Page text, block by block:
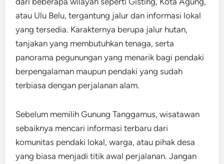
atau Ulu Belu, tergantung jalur dan informasi lokal
yang tersedia. Karakternya berupa jalur hutan,
tanjakan yang membutuhkan tenaga, serta
panorama pegunungan yang menarik bagi pendaki
berpengalaman maupun pendaki yang sudah
terbiasa dengan perjalanan alam.
Sebelum memilih Gunung Tanggamus, wisatawan
sebaiknya mencari informasi terbaru dari
komunitas pendaki lokal, warga, atau pihak desa
yang biasa menjadi titik awal perjalanan. Jangan